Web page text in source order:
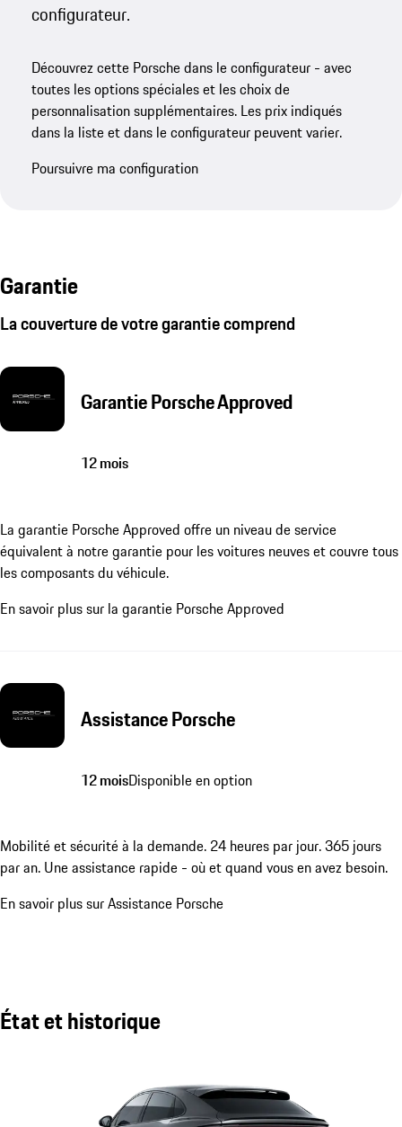
configurateur.
Découvrez cette Porsche dans le configurateur - avec
toutes les options spéciales et les choix de
personnalisation supplémentaires. Les prix indiqués
dans la liste et dans le configurateur peuvent varier.
Poursuivre ma configuration
Garantie
La couverture de votre garantie comprend
Garantie Porsche Approved
12 mois
La garantie Porsche Approved offre un niveau de service
équivalent à notre garantie pour les voitures neuves et couvre tous
les composants du véhicule.
En savoir plus sur la garantie Porsche Approved
Assistance Porsche
12 moisDisponible en option
Mobilité et sécurité à la demande. 24 heures par jour. 365 jours
par an. Une assistance rapide - où et quand vous en avez besoin.
En savoir plus sur Assistance Porsche
État et historique